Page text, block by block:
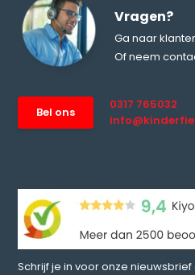
Vragen?
Ga naar
Of neem
Bel ons
0317 765032
Schrijf je in voor onze